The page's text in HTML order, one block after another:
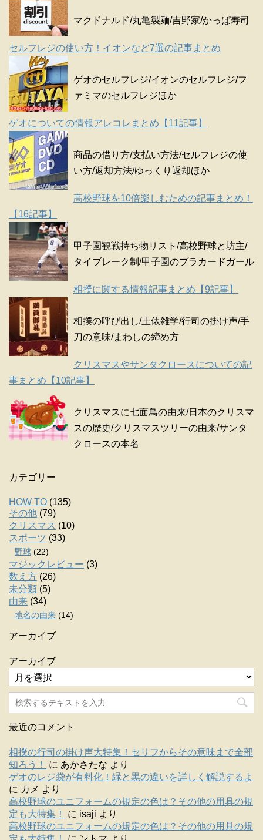
マクドナルド/丸亀製麺/吉野家/かっぱ寿司
セルフレジの使い方！イオンなど7選の記事まとめ
ゲオのセルフレジ/イオンのセルフレジ/フ
ァミマのセルフレジほか
ゲオについての情報アレコレまとめ【11記事】
商品の借り方/支払い方法/セルフレジの使
い方/返却方法/ゆっくり返却ほか
高校野球を10倍楽しむための記事まとめ！
【16記事】
甲子園観戦持ち物リスト/高校野球と坊主/
タイブレーク制/甲子園のプラカードガール
相撲に関する情報記事まとめ【9記事】
相撲の呼び出し/土俵雑学/行司の掛け声/手
刀の意味/まわしの締め方
クリスマスやサンタクロースについての記
事まとめ【10記事】
クリスマスに七面鳥の由来/日本のクリスマ
スの歴史/クリスマスツリーの由来/サンタ
クロースの本名
カテゴリー
HOW TO (135)
その他 (79)
クリスマス (10)
スポーツ (33)
野球 (22)
マジックレビュー (3)
数え方 (26)
未分類 (5)
由来 (34)
地名の由来 (14)
アーカイブ
アーカイブ
最近のコメント
相撲の行司の掛け声大特集！セリフからその意味まで全部
知ろう！
に あかさたな より
ゲオのレジ袋が有料化！緑と黒の違いを詳しく解説するよ
に カメ より
高校野球のユニフォームの規定の色は？その他の用具の規
定も大特集！
に isaji より
高校野球のユニフォームの規定の色は？その他の用具の規